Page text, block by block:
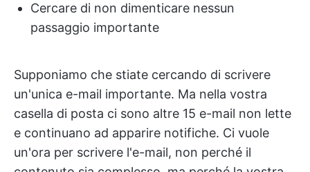
Cercare di non dimenticare nessun
passaggio importante
Supponiamo che stiate cercando di scrivere
un'unica e-mail importante. Ma nella vostra
casella di posta ci sono altre 15 e-mail non lette
e continuano ad apparire notifiche. Ci vuole
un'ora per scrivere l'e-mail, non perché il